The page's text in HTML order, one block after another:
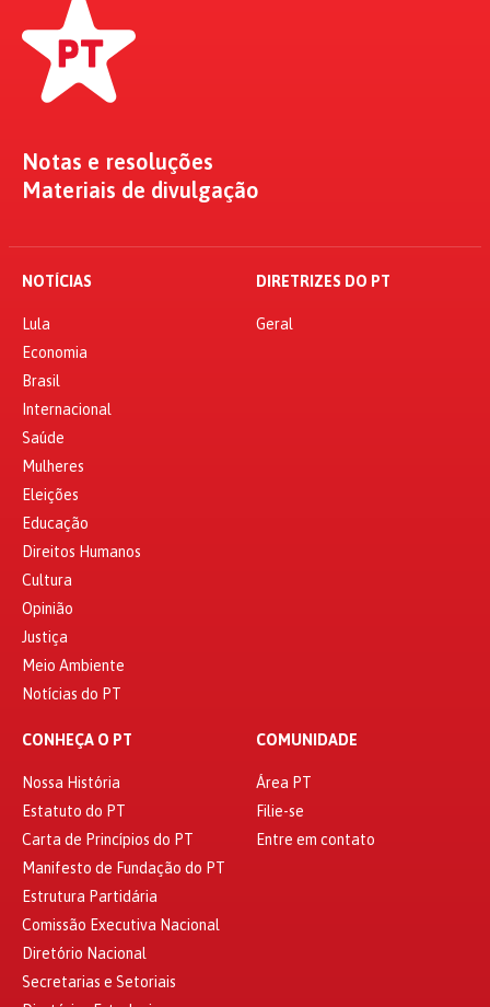
Notas e resoluções
Materiais de divulgação
NOTÍCIAS
Lula
Economia
Brasil
Internacional
Saúde
Mulheres
Eleições
Educação
Direitos Humanos
Cultura
Opinião
Justiça
Meio Ambiente
Notícias do PT
DIRETRIZES DO PT
Geral
CONHEÇA O PT
Nossa História
Estatuto do PT
Carta de Princípios do PT
Manifesto de Fundação do PT
Estrutura Partidária
Comissão Executiva Nacional
Diretório Nacional
Secretarias e Setoriais
COMUNIDADE
Área PT
Filie-se
Entre em contato